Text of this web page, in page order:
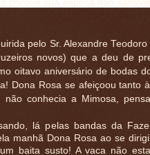
porque sua esposa não
pelo Sr. Alexandre
novos) que a deu de
oitavo aniversário de bodas
Dona Rosa se afeiçoou tanto
conhecia a Mimosa,
lá pelas bandas da
manhã Dona Rosa ao se
baita susto! A vaca não